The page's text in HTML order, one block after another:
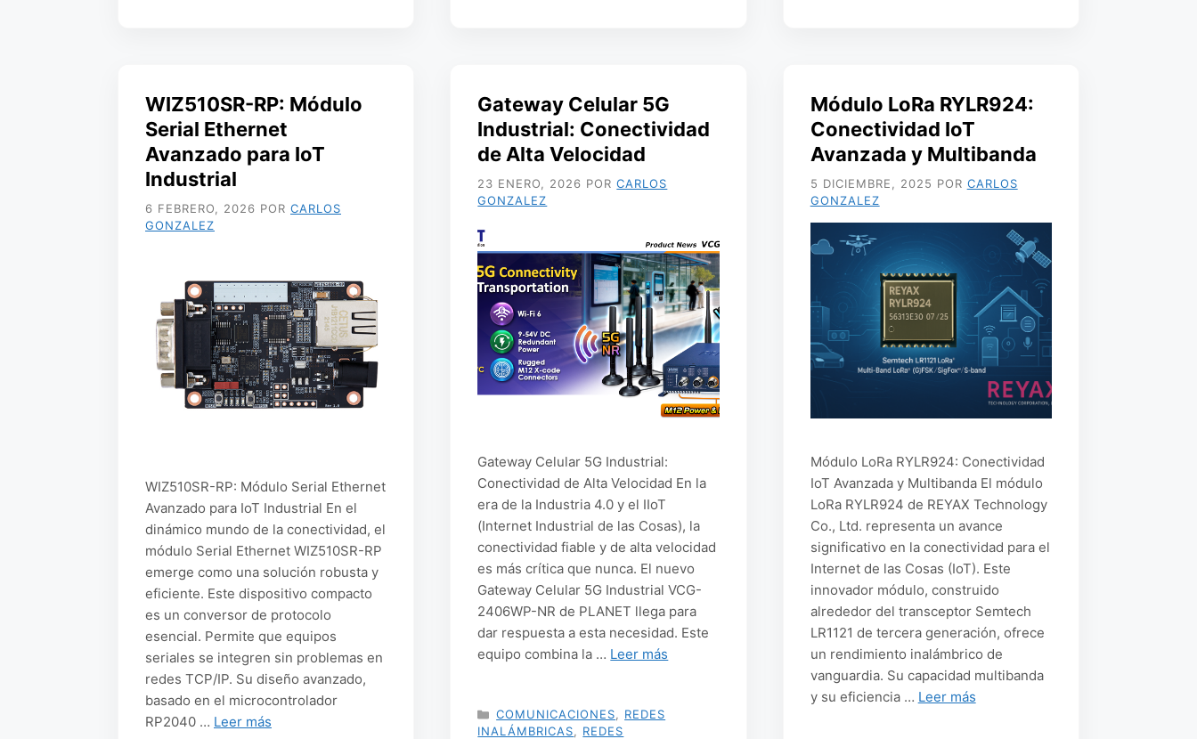
WIZ510SR-RP: Módulo
Serial Ethernet
Avanzado para IoT
Industrial
6 FEBRERO, 2026 POR CARLOS
GONZALEZ
WIZ510SR-RP: Módulo Serial Ethernet
Avanzado para IoT Industrial En el
dinámico mundo de la conectividad, el
módulo Serial Ethernet WIZ510SR-RP
emerge como una solución robusta y
eficiente. Este dispositivo compacto
es un conversor de protocolo
esencial. Permite que equipos
seriales se integren sin problemas en
redes TCP/IP. Su diseño avanzado,
basado en el microcontrolador
RP2040 … Leer más
Gateway Celular 5G
Industrial: Conectividad
de Alta Velocidad
23 ENERO, 2026 PORCARLOS
GONZALEZ
Gateway Celular 5G Industrial:
Conectividad de Alta Velocidad En la
era de la Industria 4.0 y el IIoT
(Internet Industrial de las Cosas), la
conectividad fiable y de alta velocidad
es más crítica que nunca. El nuevo
Gateway Celular 5G Industrial VCG-
2406WP-NR de PLANET llega para
dar respuesta a esta necesidad. Este
equipo combina la … Leer más
CATEGORÍAS
COMUNICACIONES
REDES
INALÁMBRICAS
REDES
Módulo LoRa RYLR924:
Conectividad IoT
Avanzada y Multibanda
5 DICIEMBRE, 2025 POR CARLOS
GONZALEZ
Módulo LoRa RYLR924: Conectividad
IoT Avanzada y Multibanda El módulo
LoRa RYLR924 de REYAX Technology
Co., Ltd. representa un avance
significativo en la conectividad para el
Internet de las Cosas (IoT). Este
innovador módulo, construido
alrededor del transceptor Semtech
LR1121 de tercera generación, ofrece
un rendimiento inalámbrico de
vanguardia. Su capacidad multibanda
y su eficiencia … Leer más